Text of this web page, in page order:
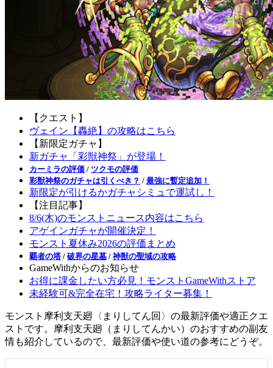
【クエスト】
ヴェイン【轟絶】の攻略はこちら
【新限定ガチャ】
新ガチャ「彩獣神祭」が登場！
カーミラの評価 / ツクモの評価
彩獣神祭のガチャは引くべき？ / 最強に暫定追加！
新限定が引けるかガチャシミュで運試し！
【注目記事】
8/6(木)のモンストニュース内容はこちら
アゲインガチャが開催決定！
モンスト夏休み2026の評価まとめ
覇者の塔 / 破界の星墓 / 神獣の聖域の攻略
GameWithからのお知らせ
お得に課金したい方必見！モンストGameWithストア
未経験可&完全在宅！攻略ライター募集！
モンスト摩利支天廻〈まりしてん回〉の最新評価や適正クエ
ストです。摩利支天廻（まりしてんかい）のおすすめの副友
情も紹介しているので、最新評価や使い道の参考にどうぞ。